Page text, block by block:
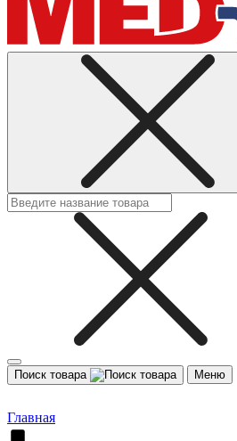
Поиск товара Меню
Главная